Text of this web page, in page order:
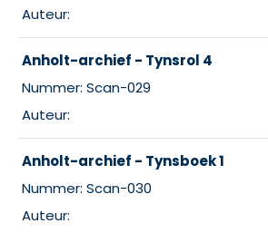
Auteur:
Anholt-archief - Tynsrol 4
Nummer: Scan-029
Auteur:
Anholt-archief - Tynsboek 1
Nummer: Scan-030
Auteur: